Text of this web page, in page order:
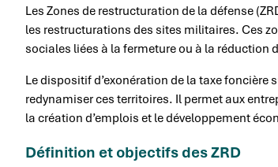
Les Zones de restructuration de la défense
les restructurations des sites militaires. Ces
sociales liées à la fermeture ou à la réduction
Le dispositif d’exonération de la taxe
redynamiser ces territoires. Il permet aux
la création d’emplois et le développement
Définition et objectifs des ZRD